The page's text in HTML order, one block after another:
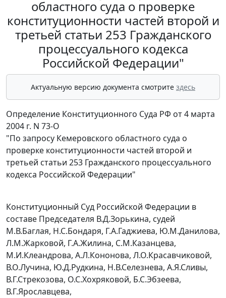
областного суда о проверке
конституционности частей второй и
третьей статьи 253 Гражданского
процессуального кодекса
Российской Федерации"
Актуальную версию документа смотрите здесь
Определение Конституционного Суда РФ от 4 марта
2004 г. N 73-О
"По запросу Кемеровского областного суда о
проверке конституционности частей второй и
третьей статьи 253 Гражданского процессуального
кодекса Российской Федерации"
Конституционный Суд Российской Федерации в
составе Председателя В.Д.Зорькина, судей
М.В.Баглая, Н.С.Бондаря, Г.А.Гаджиева, Ю.М.Данилова,
Л.М.Жарковой, Г.А.Жилина, С.М.Казанцева,
М.И.Клеандрова, А.Л.Кононова, Л.О.Красавчиковой,
В.О.Лучина, Ю.Д.Рудкина, Н.В.Селезнева, А.Я.Сливы,
В.Г.Стрекозова, О.С.Хохряковой, Б.С.Эбзеева,
В.Г.Ярославцева,